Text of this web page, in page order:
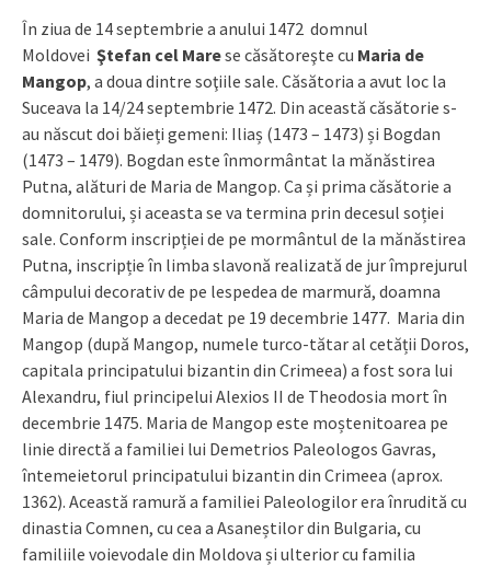
În ziua de 14 septembrie a anului 1472 domnul
Moldovei Ştefan cel Marese căsătoreşte cu Maria de
Mangop, a doua dintre soţiile sale. Căsătoria a avut loc la
Suceava la 14/24 septembrie 1472. Din această căsătorie s-
au născut doi băieți gemeni: Iliaș (1473 – 1473) și Bogdan
(1473 – 1479). Bogdan este înmormântat la mănăstirea
Putna, alături de Maria de Mangop. Ca și prima căsătorie a
domnitorului, și aceasta se va termina prin decesul soției
sale. Conform inscripției de pe mormântul de la mănăstirea
Putna, inscripție în limba slavonă realizată de jur împrejurul
câmpului decorativ de pe lespedea de marmură, doamna
Maria de Mangop a decedat pe 19 decembrie 1477. Maria din
Mangop (după Mangop, numele turco-tătar al cetății Doros,
capitala principatului bizantin din Crimeea) a fost sora lui
Alexandru, fiul principelui Alexios II de Theodosia mort în
decembrie 1475. Maria de Mangop este moștenitoarea pe
linie directă a familiei lui Demetrios Paleologos Gavras,
întemeietorul principatului bizantin din Crimeea (aprox.
1362). Această ramură a familiei Paleologilor era înrudită cu
dinastia Comnen, cu cea a Asaneștilor din Bulgaria, cu
familiile voievodale din Moldova și ulterior cu familia